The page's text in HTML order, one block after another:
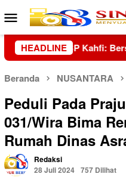
Loncat
ke
konten
Menu
Mobile
HEADLINETangis Korban
Beranda NUSANTARA
Peduli Pada
031/Wira Bima
Rumah Dinas
Redaksi
28 Juli 2024 757 Dilihat